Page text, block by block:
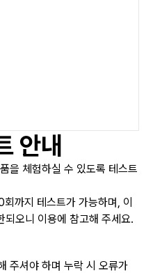
안내
을 체험하실 수 있도록 테스트
까지 테스트가 가능하며, 이
되오니 이용에 참고해 주세요.
주셔야 하며 누락 시 오류가